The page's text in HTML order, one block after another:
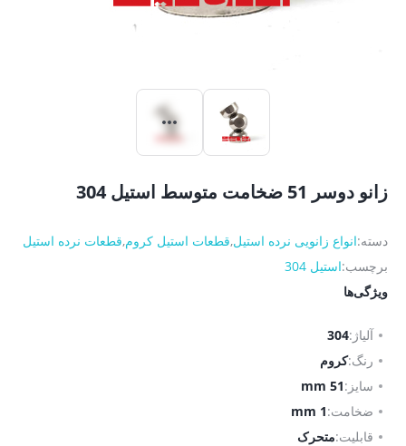
زانو دوسر 51 ضخامت متوسط استیل 304
دسته:انواع زانویی نرده استیل,قطعات استیل کروم,قطعات نرده استیل
برچسب:استیل 304
ویژگی‌ها
آلیاژ:304
رنگ:کروم
سایز:51 mm
ضخامت:1 mm
قابلیت:متحرک